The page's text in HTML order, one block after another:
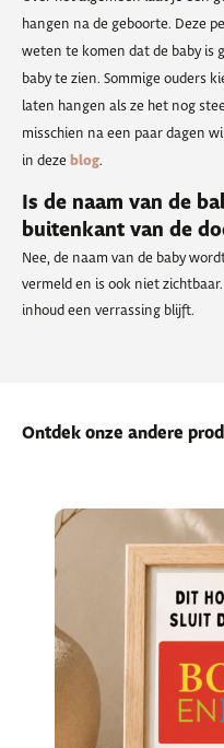
hangen na de geboorte. Deze
weten te komen dat de baby is
baby te zien. Sommige ouders
laten hangen als ze het nog
misschien na een paar dagen
in deze blog.
Is de naam van de
buitenkant van de
Nee, de naam van de baby
vermeld en is ook niet
inhoud een verrassing blijft.
Ontdek onze andere